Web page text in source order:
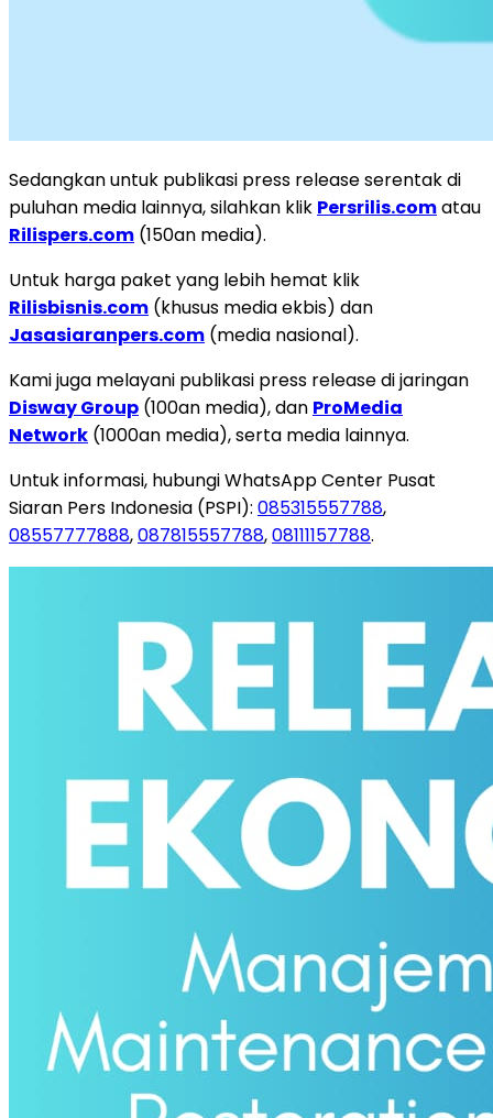
Sedangkan untuk publikasi press release serentak di
puluhan media lainnya, silahkan klik Persrilis.comatau
Rilispers.com (150an media).
Untuk harga paket yang lebih hemat klik
Rilisbisnis.com (khusus media ekbis) dan
Jasasiaranpers.com (media nasional).
Kami juga melayani publikasi press release di jaringan
Disway Group (100an media), dan ProMedia
Network (1000an media), serta media lainnya.
Untuk informasi, hubungi WhatsApp Center Pusat
Siaran Pers Indonesia (PSPI): 085315557788,
08557777888,087815557788,08111157788.